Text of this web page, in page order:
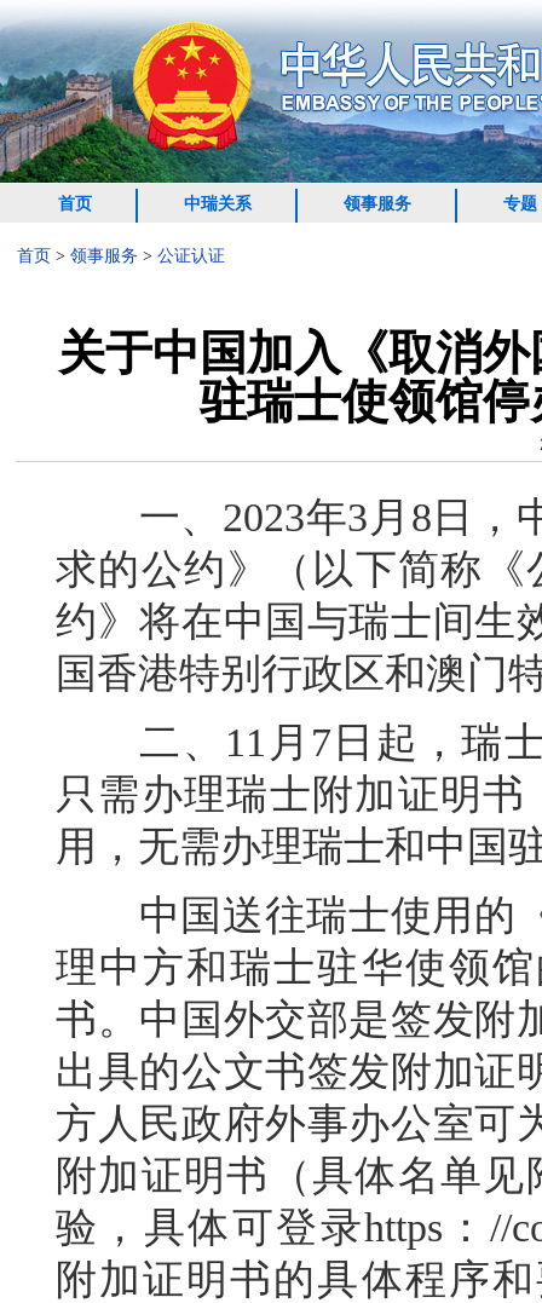
首页 中瑞关系 领事服务 专题
首页 > 领事服务 > 公证认证
关于中国加入《取消
驻瑞士使领馆
一、2023年3月8日，
求的公约》（以下简称《
约》将在中国与瑞士间生
国香港特别行政区和澳门
二、11月7日起，瑞士
只需办理瑞士附加证明
用，无需办理瑞士和中国
中国送往瑞士使用的《
理中方和瑞士驻华使领
书。中国外交部是签发附
出具的公文书签发附加证
方人民政府外事办公室可
附加证明书（具体名单
验，具体可登录https：//
附加证明书的具体程序